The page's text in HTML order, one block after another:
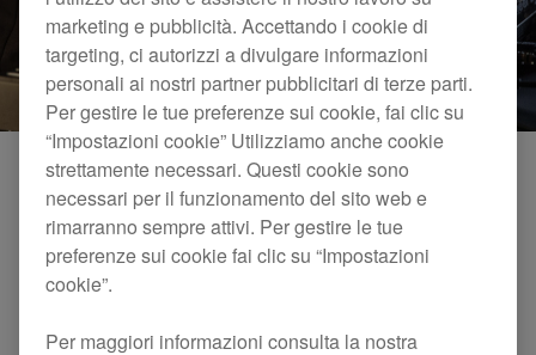
Sezione Send
Invia l'audio a uno dei quattro FX integrati e fino a due
apparecchiature esterne per creare suoni unici e persino
e molto altro ai terminali Send/Return del jack TS.
marketing e pubblicità. Accettando i cookie di
targeting, ci autorizzi a divulgare informazioni
personali ai nostri partner pubblicitari di terze parti.
Per gestire le tue preferenze sui cookie, fai clic su
“Impostazioni cookie” Utilizziamo anche cookie
strettamente necessari. Questi cookie sono
necessari per il funzionamento del sito web e
rimarranno sempre attivi. Per gestire le tue
preferenze sui cookie fai clic su “Impostazioni
cookie”.
Per maggiori informazioni consulta la nostra